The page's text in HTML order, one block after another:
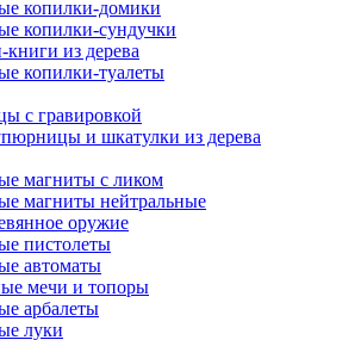
копилки-домики
копилки-сундучки
из дерева
копилки-туалеты
с гравировкой
и шкатулки из дерева
магниты с ликом
магниты нейтральные
оружие
пистолеты
автоматы
мечи и топоры
арбалеты
луки